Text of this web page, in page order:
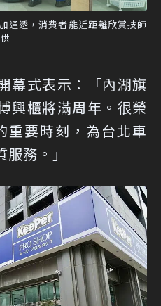
通透，消費者能近距離欣賞技師
幕式表示：「內湖旗
興櫃將滿周年。很榮
重要時刻，為台北車
務。」